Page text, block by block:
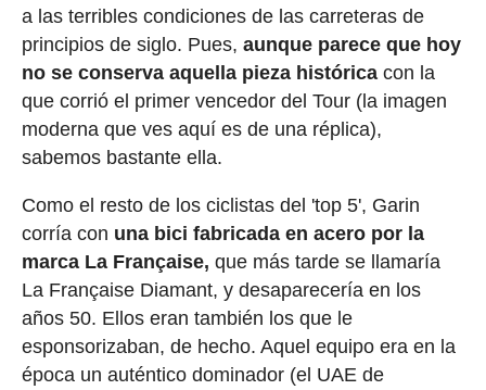
a las terribles condiciones de las carreteras de
principios de siglo. Pues, aunque parece que hoy
no se conserva aquella pieza históricacon la
que corrió el primer vencedor del Tour (la imagen
moderna que ves aquí es de una réplica),
sabemos bastante ella.
Como el resto de los ciclistas del 'top 5', Garin
corría con una bici fabricada en acero por la
marca La Française, que más tarde se llamaría
La Française Diamant, y desaparecería en los
años 50. Ellos eran también los que le
esponsorizaban, de hecho. Aquel equipo era en la
época un auténtico dominador (el UAE de